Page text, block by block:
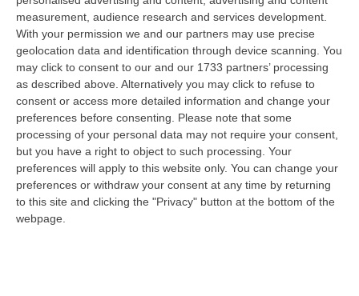
measurement, audience research and services development.
With your permission we and our partners may use precise
geolocation data and identification through device scanning. You
may click to consent to our and our 1733 partners’ processing
as described above. Alternatively you may click to refuse to
consent or access more detailed information and change your
preferences before consenting.
Please note that some
processing of your personal data may not require your consent,
but you have a right to object to such processing. Your
preferences will apply to this website only. You can change your
preferences or withdraw your consent at any time by returning
to this site and clicking the "Privacy" button at the bottom of the
webpage.
differenziata che, di fatto, frammenterebbe il
sistema pubblico di istruzione, che per noi
deve essere unico e uguale su tutto il
territorio nazionale. Le conseguenze
sarebbero gravi e irreversibili con un
aumento del divario fra Nord e Sud su
politiche di rilevanza strategica per la
crescita e lo sviluppo: ambiente,
infrastrutture, energia e, soprattutto la
scuola, con il concreto rischio di una